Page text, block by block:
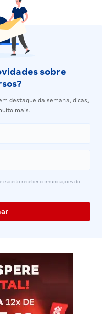
sobre
destaque da semana, dicas,
mais.
e aceito receber comunicações do